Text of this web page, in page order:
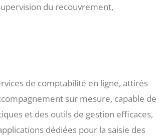
du recouvrement,
de comptabilité en ligne, attirés
sur mesure, capable de
et des outils de gestion efficaces,
dédiées pour la saisie des